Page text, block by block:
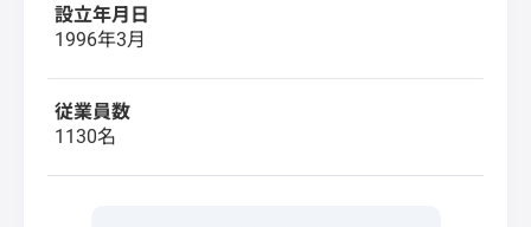
設立年月日
1996年3月
従業員数
1130名